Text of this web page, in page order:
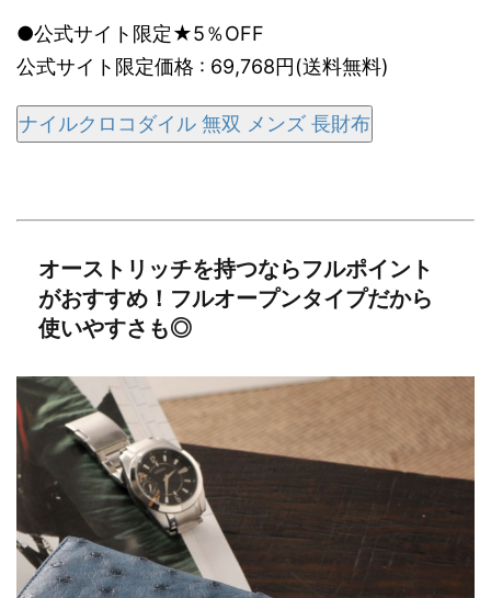
●公式サイト限定★5％OFF
公式サイト限定価格 : 69,768円(送料無料)
ナイルクロコダイル 無双 メンズ 長財布
オーストリッチを持つならフルポイント
がおすすめ！フルオープンタイプだから
使いやすさも◎